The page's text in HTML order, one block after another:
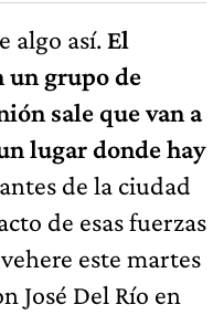
algo así. El
un grupo de
sale que van a
lugar donde hay
de la ciudad
de esas fuerzas
este martes
José Del Río en